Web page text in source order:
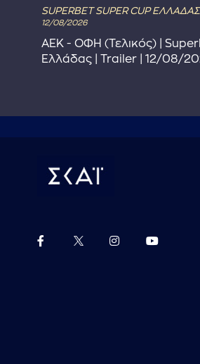
SUPERBET SUPER CUP
12/08/2026
ΑΕΚ - ΟΦΗ (Τελικός) |
Ελλάδας | Trailer | 12/08/